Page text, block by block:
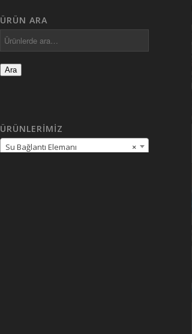
ÜRÜN ARA
Ara
ÜRÜNLERIMIZ
×
Su Bağlantı Elemanı